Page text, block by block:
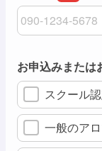
連絡先
お申込みまたは
スクール
一般のア